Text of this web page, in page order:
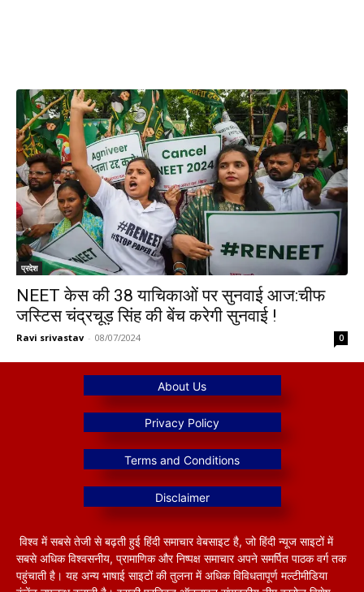
प्रदेश
NEET केस की 38 याचिकाओं पर सुनवाई आज:चीफ
जस्टिस चंद्रचूड़ सिंह की बेंच करेगी सुनवाई !
Ravi srivastav - 08/07/2024 0
विश्व में सबसे तेजी से बढ़ती हुई हिंदी समाचार वेबसाइट है, जो हिंदी न्यूज साइटों में
सबसे अधिक विश्वसनीय, प्रामाणिक और निष्पक्ष समाचार अपने समर्पित पाठक वर्ग तक
पहुंचाती है। यह अन्य भाषाई साइटों की तुलना में अधिक विविधतापूर्ण मल्टीमीडिया